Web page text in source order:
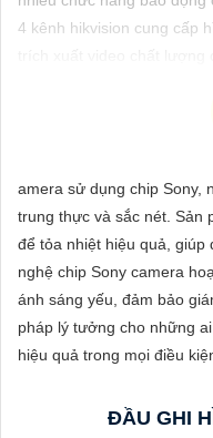
VẤN
VỤ
4 kênh hikvision cung cấp
dàng. Điểm nổi bật là khả
phép theo dõi nhiều vị trí
trình duyệt web, mang lại
Bạn đang tìm kiếm giải
amera sử dụng chip Sony,
trung thực và sắc nét. Sản
để tỏa nhiệt hiệu quả, giúp
nghệ chip Sony camera
ánh sáng yếu, đảm bảo
pháp lý tưởng cho những
hiệu quả trong mọi điều
ĐẦU GHI